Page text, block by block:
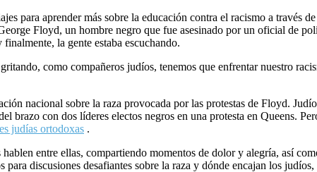
para aprender más sobre la educación contra el racismo a través
Floyd, un hombre negro que fue asesinado por un oficial de
la gente estaba escuchando.
como compañeros judíos, tenemos que enfrentar nuestro
nacional sobre la raza provocada por las protestas de Floyd.
brazo con dos líderes electos negros en una protesta en Queens.
judías ortodoxas .
entre ellas, compartiendo momentos de dolor y alegría, así
discusiones desafiantes sobre la raza y dónde encajan los